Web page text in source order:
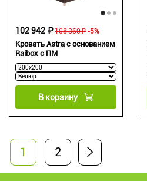
Кровать Astra с основанием
Raibox с ПМ
108 360 ₽
102 942 ₽ -5%
В корзину
1 2